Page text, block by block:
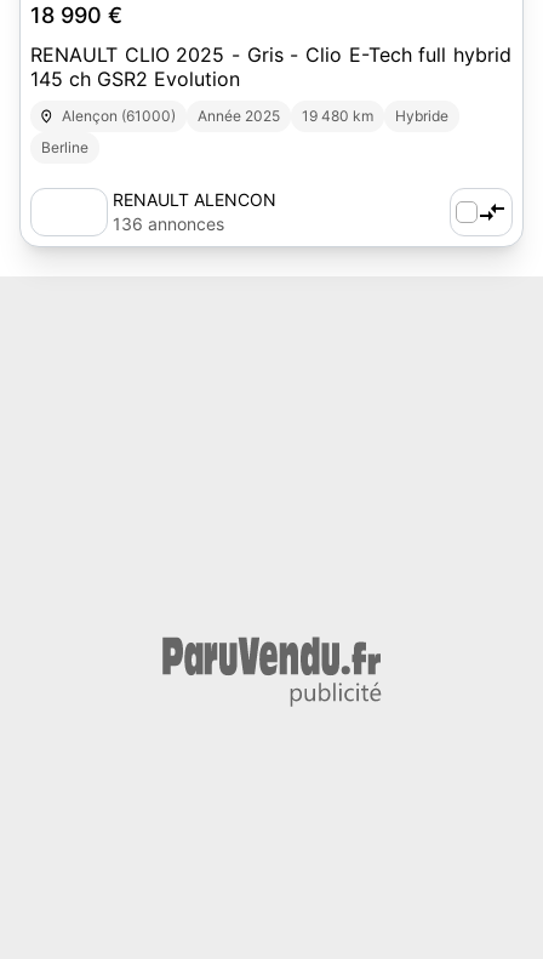
18 990 €
RENAULT CLIO 2025 - Gris - Clio E-Tech full hybrid
145 ch GSR2 Evolution
Alençon (61000) Année 2025 19 480 km
Hybride
Berline
RENAULT ALENCON
136 annonces